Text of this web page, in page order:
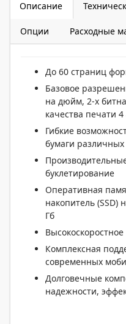
Описание
Опции Расходные
До 60 страниц
Базовое
на дюйм, 2-х
качества печати
Гибкие
бумаги различных
буклетирование
Оперативная
накопитель (SSD)
Гб
Комплексная
современных
Долговечные
надежности,